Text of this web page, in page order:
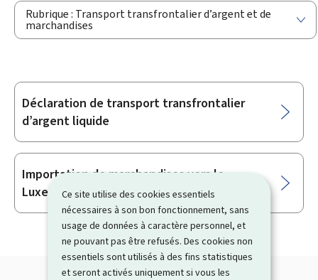
Ce site utilise des cookies essentiels
nécessaires à son bon fonctionnement, sans
usage de données à caractère personnel, et
ne pouvant pas être refusés. Des cookies non
essentiels sont utilisés à des fins statistiques
et seront activés uniquement si vous les
Rubrique : Transport transfrontalier d’argent et de
marchandises
Sous-
rubriques
Déclaration de transport transfrontalier
d’argent liquide
Importation de marchandises vers le
Luxembourg